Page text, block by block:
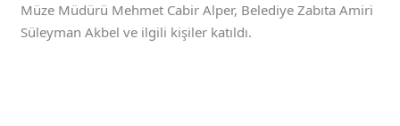
Müze Müdürü Mehmet Cabir Alper, Belediye Zabıta Amiri
Süleyman Akbel ve ilgili kişiler katıldı.